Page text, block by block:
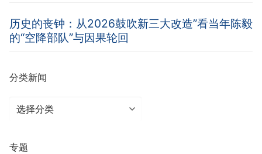
历史的丧钟：从2026鼓吹新三大改造”看当年陈毅
的“空降部队”与因果轮回
分类新闻
分
闻
专题